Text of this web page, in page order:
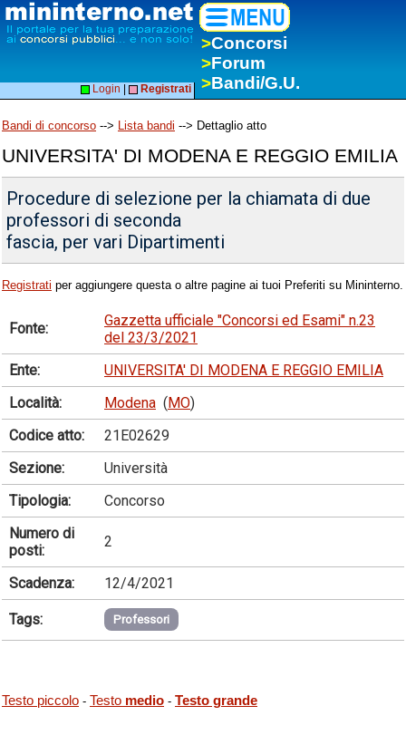
>Concorsi
>Forum
>Bandi/G.U.
Login Registrati
Bandi di concorso --> Lista bandi --> Dettaglio atto
UNIVERSITA' DI MODENA E REGGIO EMILIA
Procedure di selezione per la chiamata di due
professori di seconda
fascia, per vari Dipartimenti
Registrati per aggiungere questa o altre pagine ai tuoi Preferiti su Mininterno.
Fonte:
Gazzetta ufficiale "Concorsi ed Esami" n.23
del 23/3/2021
Ente:
UNIVERSITA' DI MODENA E REGGIO EMILIA
Località:
Modena (MO)
Codice atto:
21E02629
Sezione:
Università
Tipologia:
Concorso
Numero di
posti:
2
Scadenza: 12/4/2021
Tags: Professori
Testo piccolo - Testo medio - Testo grande